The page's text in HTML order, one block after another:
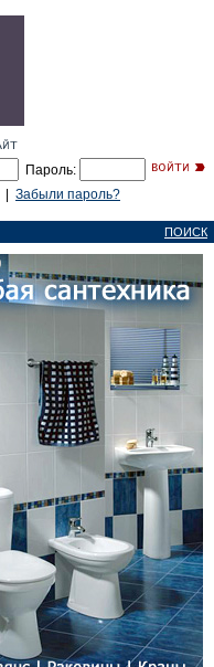
Пароль:
Забыли пароль?
ПОИСК